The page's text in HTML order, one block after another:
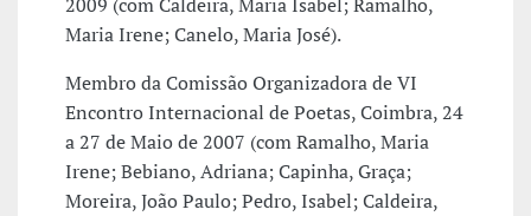
Maria Irene; Canelo, Maria José).
Membro da Comissão Organizadora de VI
Encontro Internacional de Poetas, Coimbra, 24
a 27 de Maio de 2007 (com Ramalho, Maria
Irene; Bebiano, Adriana; Capinha, Graça;
Moreira, João Paulo; Pedro, Isabel; Caldeira,